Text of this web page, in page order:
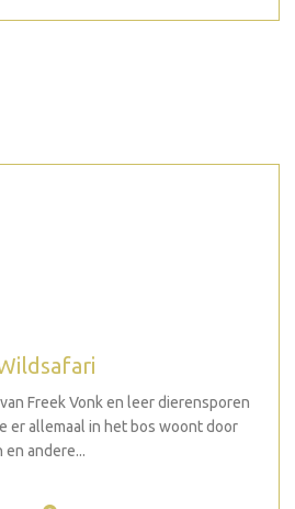
Freek Vonk en leer dierensporen
er allemaal in het bos woont door
andere...